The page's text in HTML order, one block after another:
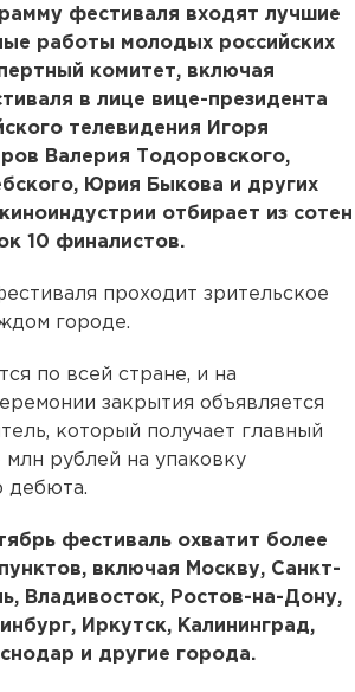
фестиваля входят лучшие
работы молодых российских
комитет, включая
в лице вице-президента
телевидения Игоря
Валерия Тодоровского,
Юрия Быкова и других
отбирает из сотен
10 финалистов.
проходит зрительское
городе.
по всей стране, и на
закрытия объявляется
который получает главный
млн рублей на упаковку
дебюта.
фестиваль охватит более
включая Москву, Санкт-
Владивосток, Ростов-на-Дону,
Иркутск, Калининград,
и другие города.